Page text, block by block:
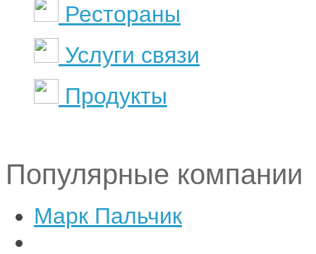
Рестораны
Услуги связи
Продукты
Популярные компании
Марк Пальчик